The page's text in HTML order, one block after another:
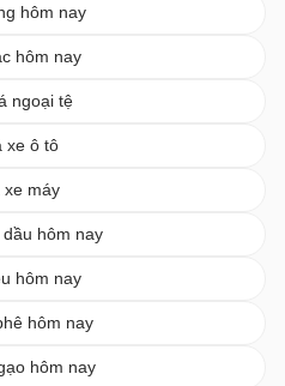
hôm nay
hôm nay
ngoại tệ
xe ô tô
xe máy
hôm nay
hôm nay
hôm nay
hôm nay